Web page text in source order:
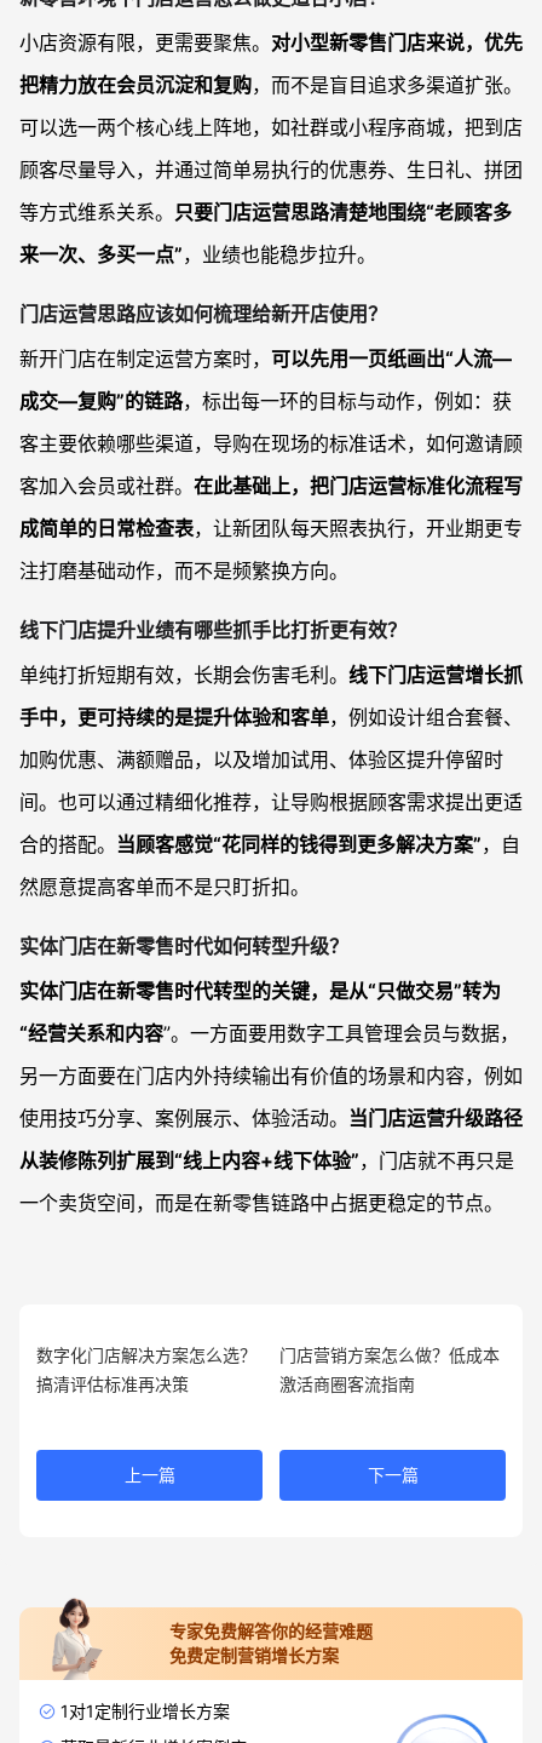
小店资源有限，更需要聚焦。 对小型新零售门店来说，优先
把精力放在会员沉淀和复购，而不是盲目追求多渠道扩张。
可以选一两个核心线上阵地，如社群或小程序商城，把到店
顾客尽量导入，并通过简单易执行的优惠券、生日礼、拼团
等方式维系关系。 只要门店运营思路清楚地围绕“老顾客多
来一次、多买一点”，业绩也能稳步拉升。
门店运营思路应该如何梳理给新开店使用？
新开门店在制定运营方案时， 可以先用一页纸画出“人流—
成交—复购”的链路，标出每一环的目标与动作，例如：获
客主要依赖哪些渠道，导购在现场的标准话术，如何邀请顾
客加入会员或社群。 在此基础上，把门店运营标准化流程写
成简单的日常检查表，让新团队每天照表执行，开业期更专
注打磨基础动作，而不是频繁换方向。
线下门店提升业绩有哪些抓手比打折更有效？
单纯打折短期有效，长期会伤害毛利。 线下门店运营增长抓
手中，更可持续的是提升体验和客单，例如设计组合套餐、
加购优惠、满额赠品，以及增加试用、体验区提升停留时
间。也可以通过精细化推荐，让导购根据顾客需求提出更适
合的搭配。 当顾客感觉“花同样的钱得到更多解决方案”，自
然愿意提高客单而不是只盯折扣。
实体门店在新零售时代如何转型升级？
实体门店在新零售时代转型的关键，是从“只做交易”转为
“经营关系和内容”。一方面要用数字工具管理会员与数据，
另一方面要在门店内外持续输出有价值的场景和内容，例如
使用技巧分享、案例展示、体验活动。 当门店运营升级路径
从装修陈列扩展到“线上内容+线下体验”，门店就不再只是
一个卖货空间，而是在新零售链路中占据更稳定的节点。
数字化门店解决方案怎么选？
搞清评估标准再决策
上一篇
门店营销方案怎么做？低成本
激活商圈客流指南
下一篇
专家免费解答你的经营难题
免费定制营销增长方案
1对1定制行业增长方案